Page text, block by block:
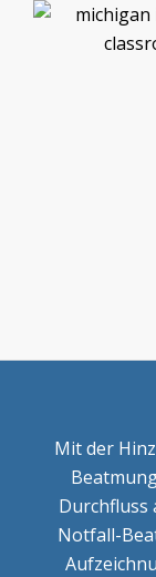
Mit der
Durchfluss
Notfall-